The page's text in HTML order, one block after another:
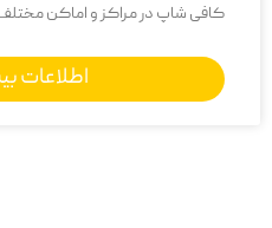
کافی شاپ در مراکز و اماکن
اطلاعات